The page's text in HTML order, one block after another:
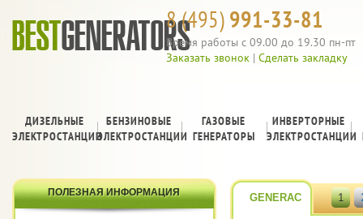
8 (495)991-33-81
Время работы с 09.00 до 19.30 пн-пт
Заказать звонок | Сделать закладку
ДИЗЕЛЬНЫЕ
ЭЛЕКТРОСТАНЦИИ
БЕНЗИНОВЫЕ
ЭЛЕКТРОСТАНЦИИ
ГАЗОВЫЕ
ГЕНЕРАТОРЫ
ИНВЕРТОРНЫЕ
ЭЛЕКТРОСТАНЦИИ
GENERAC 1
ПОЛЕЗНАЯ ИНФОРМАЦИЯ